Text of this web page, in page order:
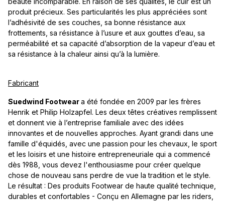
produit précieux. Ses particularités les plus appréciées sont
l’adhésivité de ses couches, sa bonne résistance aux
frottements, sa résistance à l’usure et aux gouttes d’eau, sa
perméabilité et sa capacité d’absorption de la vapeur d’eau et
sa résistance à la chaleur ainsi qu’à la lumière.
Fabricant
Suedwind Footweara été fondée en 2009 par les frères
Henrik et Philip Holzapfel. Les deux têtes créatives remplissent
et donnent vie à l’entreprise familiale avec des idées
innovantes et de nouvelles approches. Ayant grandi dans une
famille d'équidés, avec une passion pour les chevaux, le sport
et les loisirs et une histoire entrepreneuriale qui a commencé
dès 1988, vous devez l'enthousiasme pour créer quelque
chose de nouveau sans perdre de vue la tradition et le style.
Le résultat : Des produits Footwear de haute qualité technique,
durables et confortables - Conçu en Allemagne par les riders,